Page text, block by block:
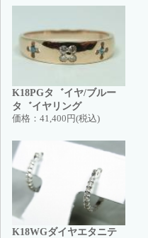
K18PGタ゛イヤ/ブルー
タ゛イヤリング
価格： 41,400円(税込)
K18WGダイヤエタニテ